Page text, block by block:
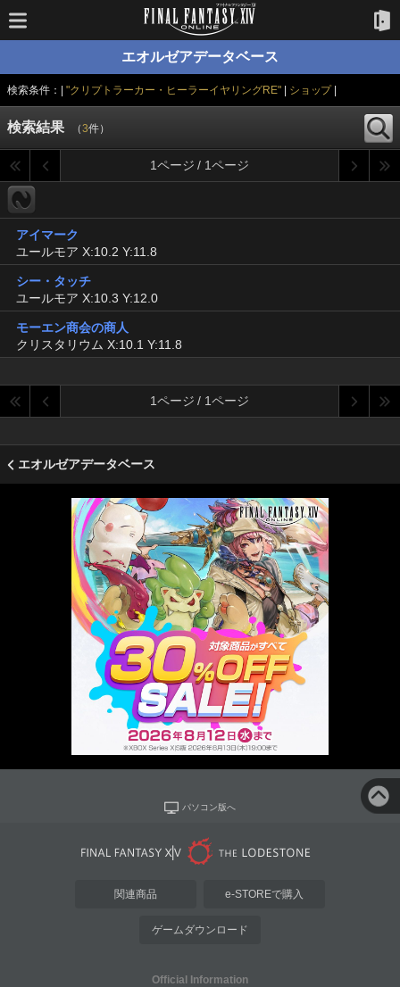
エオルゼアデータベース
検索条件：| "クリプトラーカー・ヒーラーイヤリングRE"| ショップ|
検索結果 （3件）
1ページ / 1ページ
アイマーク
ユールモア X:10.2 Y:11.8
シー・タッチ
ユールモア X:10.3 Y:12.0
モーエン商会の商人
クリスタリウム X:10.1 Y:11.8
1ページ / 1ページ
エオルゼアデータベース
パソコン版へ
関連商品 e-STOREで購入
ゲームダウンロード
Official Information